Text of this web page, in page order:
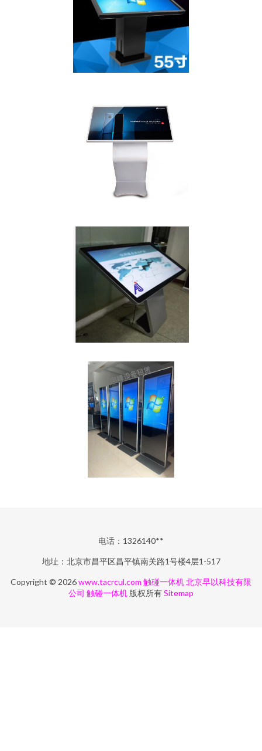
电话：1326140**
地址：北京市昌平区昌平镇南关路1号楼4层1-517
Copyright © 2026www.tacrcul.com 触碰一体机北京早以科技有限
公司 触碰一体机 版权所有Sitemap